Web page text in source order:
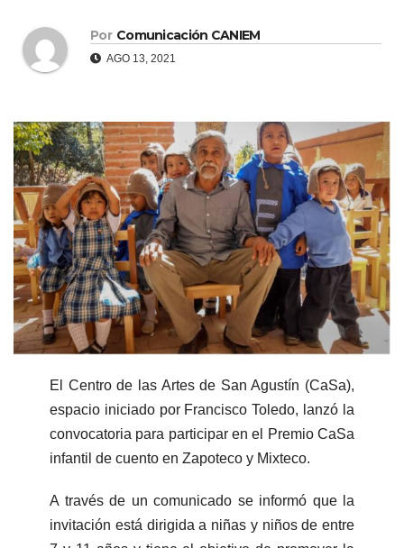
Por Comunicación CANIEM
AGO 13, 2021
El Centro de las Artes de San Agustín (CaSa),
espacio iniciado por Francisco Toledo, lanzó la
convocatoria para participar en el Premio CaSa
infantil de cuento en Zapoteco y Mixteco.
A través de un comunicado se informó que la
invitación está dirigida a niñas y niños de entre